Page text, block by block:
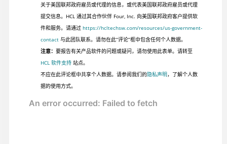
关于美国联邦政府雇员或代理的信息，或代表美国联邦政府雇员或代理
提交信息。HCL 通过其合作伙伴 Four, Inc. 向美国联邦政府客户提供软
件和服务。请通过 https://hcltechsw.com/resources/us-government-
contact与此团队联系。请勿在此“评论”框中包含任何个人数据。
注意： 要报告有关产品软件的问题或疑问，请勿使用此表单。请转至
HCL 软件支持站点。
不应在此评论框中共享个人数据。请参阅我们的隐私声明，了解个人数
据的使用方式。